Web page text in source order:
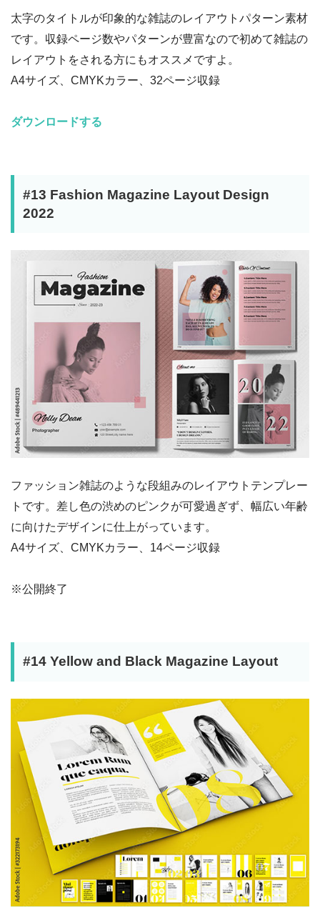
太字のタイトルが印象的な雑誌のレイアウトパターン素材
です。収録ページ数やパターンが豊富なので初めて雑誌の
レイアウトをされる方にもオススメですよ。
A4サイズ、CMYKカラー、32ページ収録
ダウンロードする
#13 Fashion Magazine Layout Design
2022
ファッション雑誌のような段組みのレイアウトテンプレー
トです。差し色の渋めのピンクが可愛過ぎず、幅広い年齢
に向けたデザインに仕上がっています。
A4サイズ、CMYKカラー、14ページ収録
※公開終了
#14 Yellow and Black Magazine Layout